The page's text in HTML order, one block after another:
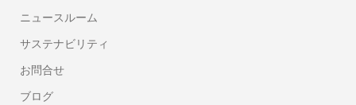
ニュースルーム
サステナビリティ
お問合せ
ブログ